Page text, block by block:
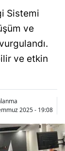
Sistemi
ve
ve etkin
2025 - 19:08